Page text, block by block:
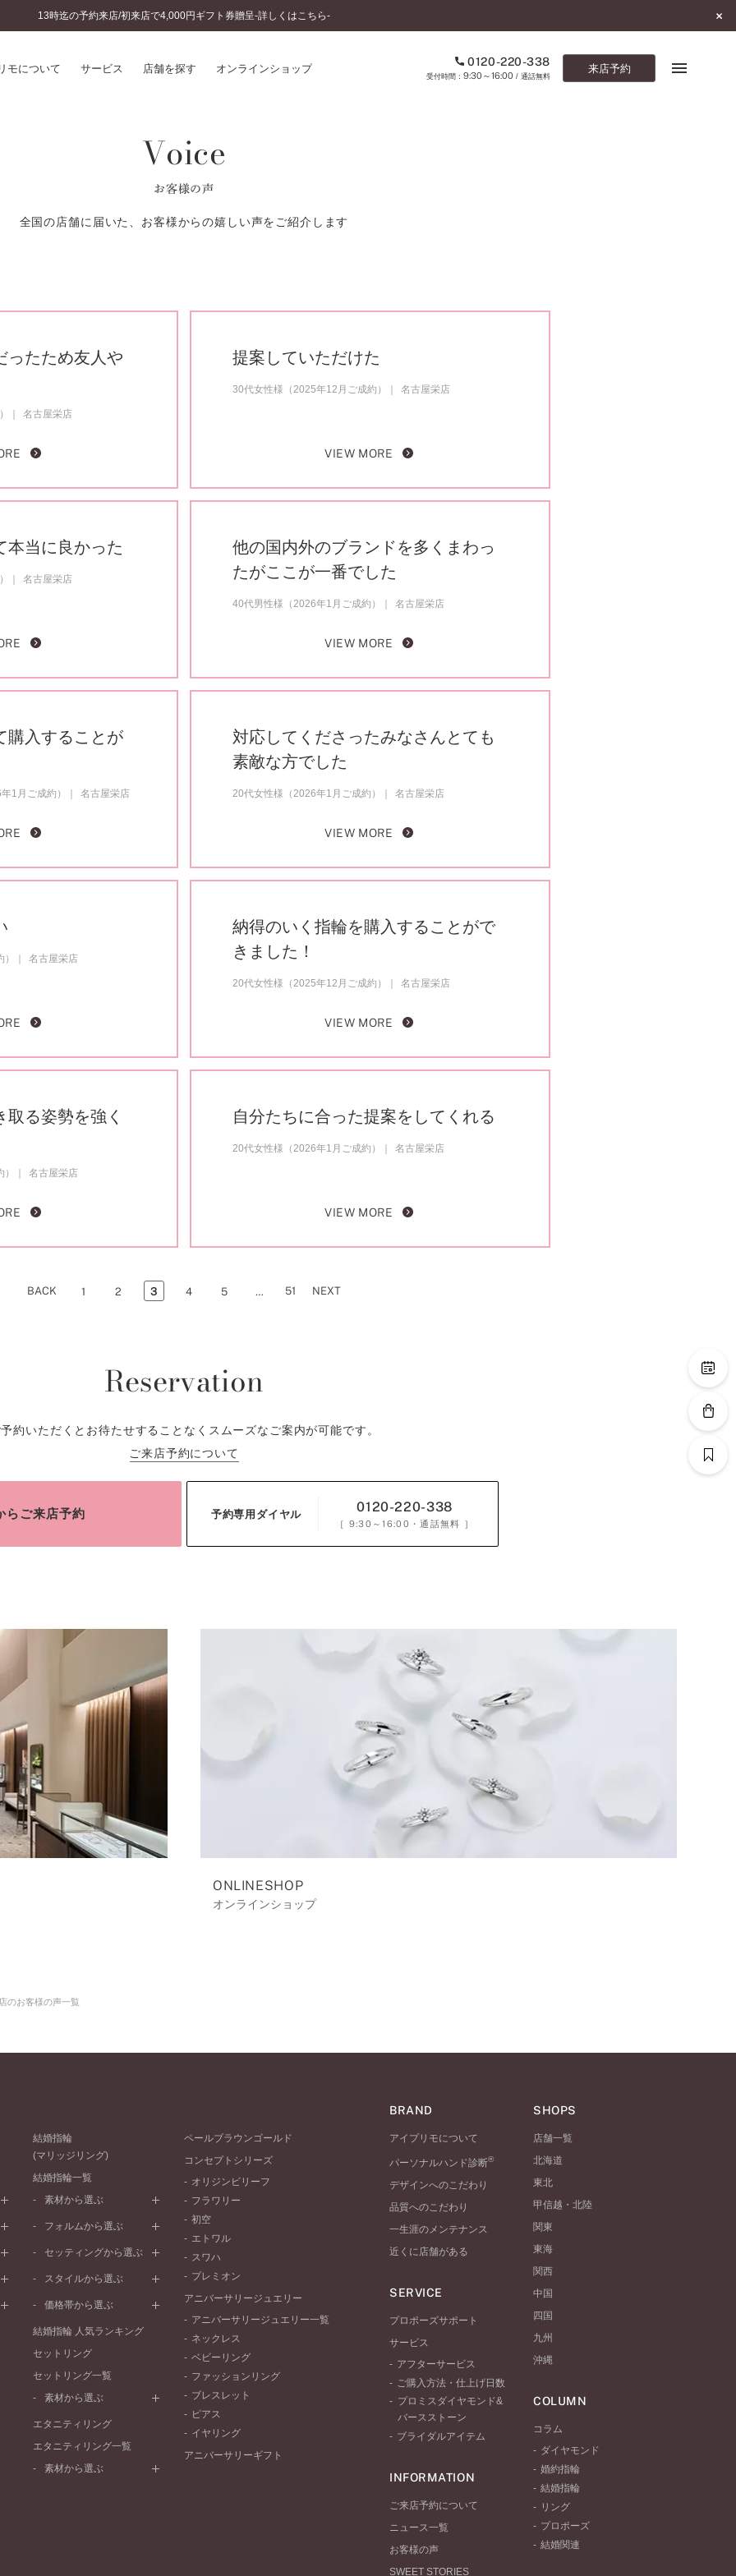
13時迄の予約来店/初来店で4,000円ギフト券贈呈-詳しくはこちら-
モについて サービス 店舗を探す オンラインショップ 0120-220-338
9:30～16:00/ 通話無料
来店予約
のこだわり
方法・仕上げ日数
ダルアイテム
ーズサポート
プ
予約について
婚約指輪とは
結婚指輪とは
セットリングとは
よくあるご質問
Voice
お客様の声
全国の店舗に届いた、お客様からの嬉しい声をご紹介します
ったため友人や
名古屋栄店
提案していただけた
30代女性様（2025年12月ご成約） 名古屋栄店
VIEW MORE
本当に良かった
名古屋栄店
他の国内外のブランドを多くまわっ
たがここが一番でした
40代男性様（2026年1月ご成約） 名古屋栄店
VIEW MORE
購入することが
1月ご成約） 名古屋栄店
対応してくださったみなさんとても
素敵な方でした
20代女性様（2026年1月ご成約） 名古屋栄店
VIEW MORE
名古屋栄店
納得のいく指輪を購入することがで
きました！
20代女性様（2025年12月ご成約） 名古屋栄店
VIEW MORE
る姿勢を強く
名古屋栄店
自分たちに合った提案をしてくれる
20代女性様（2026年1月ご成約） 名古屋栄店
VIEW MORE
BACK 1 2 3 4 5 … 51 NEXT
Reservation
約いただくとお待たせすることなくスムーズなご案内が可能です。
ご来店予約について
らご来店予約 予約専用ダイヤル 0120-220-338
［ 9:30～16:00 ・通話無料 ］
ONLINESHOP
オンラインショップ
のお客様の声一覧
結婚指輪
(マリッジリング)
結婚指輪一覧
素材から選ぶ
プラチナ
ピンクゴールド
ペールブラウンゴールド
フォルムから選ぶ
ストレートライン
V字ライン
セッティングから選ぶ
プレーン
セベラルメレ
ラインメレ
スタイルから選ぶ
シンプル
モード
エレガント
ゴージャス
価格帯から選ぶ
50万円～
20万円～30万円
10万円～20万円
結婚指輪 人気ランキング
セットリング
セットリング一覧
素材から選ぶ
プラチナ
ペールブラウンゴールド
エタニティリング
エタニティリング一覧
素材から選ぶ
ペールブラウンゴールド
コンセプトシリーズ
オリジンビリーフ
フラワリー
初空
エトワル
スワハ
プレミオン
アニバーサリージュエリー
アニバーサリージュエリー一覧
ネックレス
ベビーリング
ファッションリング
ブレスレット
ピアス
イヤリング
アニバーサリーギフト
BRAND
アイプリモについて
パーソナルハンド診断®
デザインへのこだわり
品質へのこだわり
一生涯のメンテナンス
近くに店舗がある
SERVICE
プロポーズサポート
サービス
アフターサービス
ご購入方法・仕上げ日数
プロミスダイヤモンド&
バースストーン
ブライダルアイテム
INFORMATION
ご来店予約について
ニュース一覧
お客様の声
SWEET STORIES
SHOPS
店舗一覧
北海道
東北
甲信越・北陸
関東
東海
関西
中国
四国
九州
沖縄
COLUMN
コラム
ダイヤモンド
婚約指輪
結婚指輪
リング
プロポーズ
結婚関連